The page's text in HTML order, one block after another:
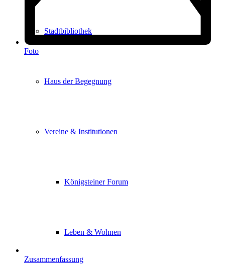
Stadtbibliothek
Haus der Begegnung
Vereine & Institutionen
Königsteiner Forum
Leben & Wohnen
Foto
Zusammenfassung